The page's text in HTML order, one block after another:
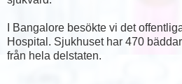
I Bangalore besökte vi det
Hospital. Sjukhuset har 470
från hela delstaten.